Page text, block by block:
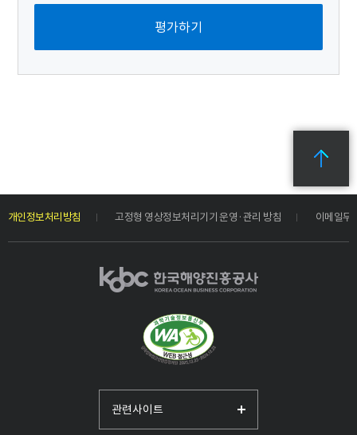
개인정보처리방침 고정형 영상정보처리기기 운영·관리 방침 이메일무
관련사이트